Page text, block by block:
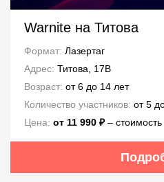
Warnite на Титова
Формат: Лазертаг
Адрес: Титова, 17В
Возраст: от 6 до 14 лет
Количество участников: от 5
Цена: от 11 990 ₽–